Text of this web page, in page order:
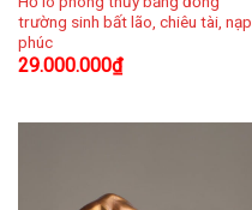
trường sinh bất lão, chiêu tài, nạp
phúc
29.000.000₫